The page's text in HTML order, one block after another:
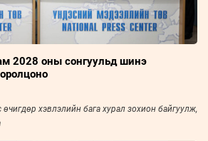
2028 оны сонгуульд шинэ
хэвлэлийн бага хурал зохион байгуулж,